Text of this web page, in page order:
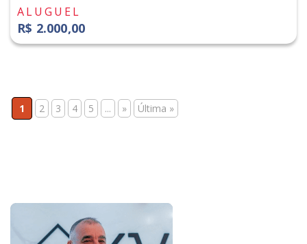
ALUGUEL
R$ 2.000,00
1 2 3 4 5 ... » Última »